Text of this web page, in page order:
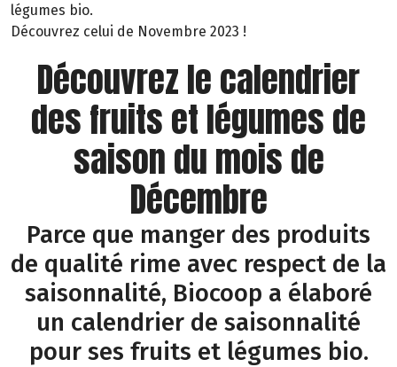
légumes bio.
Découvrez celui de Novembre 2023 !
Découvrez le calendrier
des fruits et légumes de
saison du mois de
Décembre
Parce que manger des produits
de qualité rime avec respect de la
saisonnalité, Biocoop a élaboré
un calendrier de saisonnalité
pour ses fruits et légumes bio.